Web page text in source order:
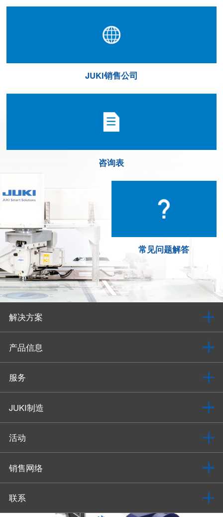
JUKI销售公司
咨询表
常见问题解答
解决方案
产品信息
服务
JUKI制造
活动
销售网络
联系